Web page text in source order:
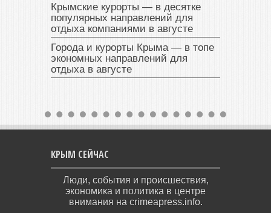
Крымские курорты — в десятке
популярных направлений для
отдыха компаниями в августе
Города и курорты Крыма — в топе
экономных направлений для
отдыха в августе
КРЫМ СЕЙЧАС
Люди, события и происшествия,
экономика и политика в центре
внимания на crimeapress.info.